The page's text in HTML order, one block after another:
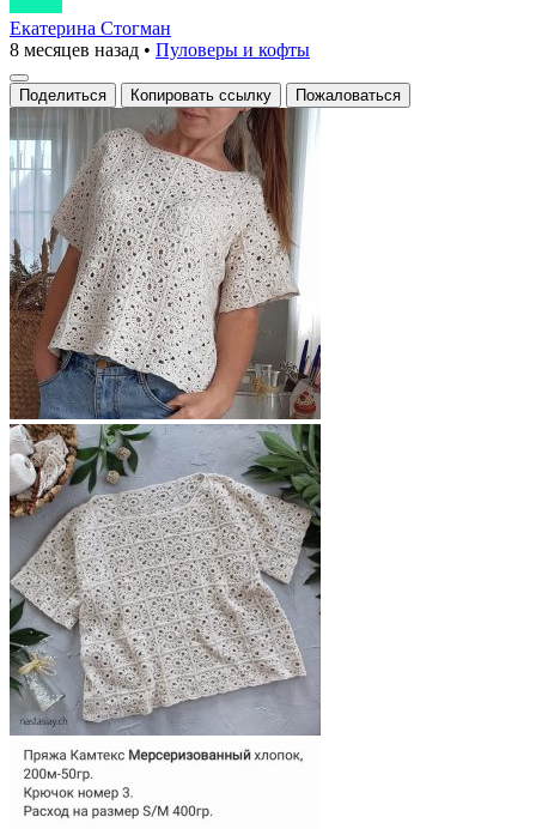
Екатерина Стогман
8 месяцев назад • Пуловеры и кофты
Поделиться Копировать ссылку Пожаловаться